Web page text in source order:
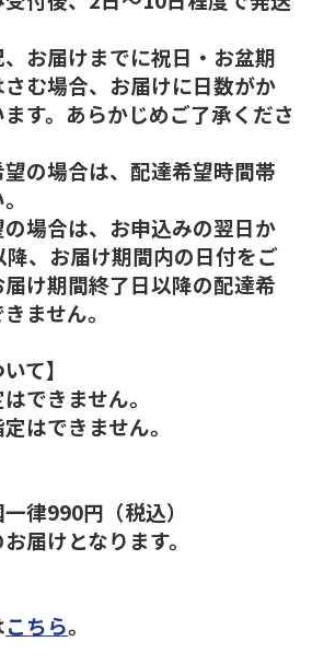
お届けまでに祝日・お盆期
む場合、お届けに日数がか
す。あらかじめご了承くださ
の場合は、配達希望時間帯
場合は、お申込みの翌日か
降、お届け期間内の日付をご
け期間終了日以降の配達希
ません。
て】
できません。
はできません。
律990円（税込）
届けとなります。
こちら。